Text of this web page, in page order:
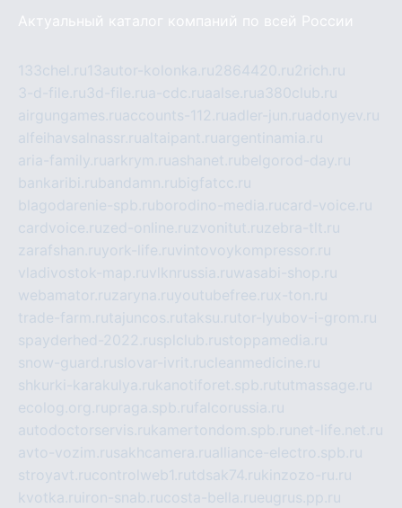
Актуальный каталог компаний по всей России
133chel.ru13autor-kolonka.ru2864420.ru2rich.ru
3-d-file.ru3d-file.rua-cdc.ruaalse.rua380club.ru
airgungames.ruaccounts-112.ruadler-jun.ruadonyev.ru
alfeihavsalnassr.rualtaipant.ruargentinamia.ru
aria-family.ruarkrym.ruashanet.rubelgorod-day.ru
bankaribi.rubandamn.rubigfatcc.ru
blagodarenie-spb.ruborodino-media.rucard-voice.ru
cardvoice.ruzed-online.ruzvonitut.ruzebra-tlt.ru
zarafshan.ruyork-life.ruvintovoykompressor.ru
vladivostok-map.ruvlknrussia.ruwasabi-shop.ru
webamator.ruzaryna.ruyoutubefree.rux-ton.ru
trade-farm.rutajuncos.rutaksu.rutor-lyubov-i-grom.ru
spayderhed-2022.rusplclub.rustoppamedia.ru
snow-guard.ruslovar-ivrit.rucleanmedicine.ru
shkurki-karakulya.rukanotiforet.spb.rututmassage.ru
ecolog.org.rupraga.spb.rufalcorussia.ru
autodoctorservis.rukamertondom.spb.ru net-life.net.ru
avto-vozim.rusakhcamera.rualliance-electro.spb.ru
stroyavt.rucontrolweb1.rutdsak74.rukinzozo-ru.ru
kvotka.ru iron-snab.rucosta-bella.rueugrus.pp.ru